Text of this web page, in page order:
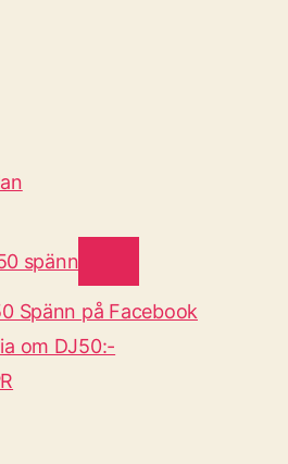
spänn
Spänn på Facebook
om DJ50:-